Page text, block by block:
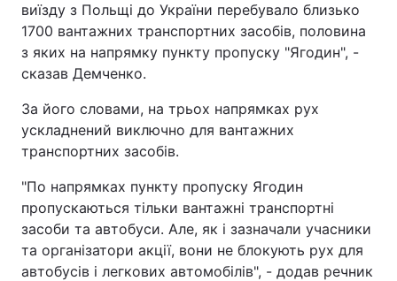
виїзду з Польщі до України перебувало близько
1700 вантажних транспортних засобів, половина
з яких на напрямку пункту пропуску "Ягодин", -
сказав Демченко.
За його словами, на трьох напрямках рух
ускладнений виключно для вантажних
транспортних засобів.
"По напрямках пункту пропуску Ягодин
пропускаються тільки вантажні транспортні
засоби та автобуси. Але, як і зазначали учасники
та організатори акції, вони не блокують рух для
автобусів і легкових автомобілів", - додав речник